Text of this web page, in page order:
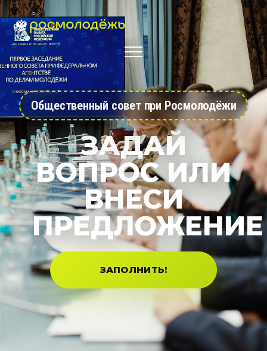
Общественный совет при Росмолодёжи
ЗАДАЙ
ВОПРОС ИЛИ
ВНЕСИ
ПРЕДЛОЖЕНИЕ
ЗАПОЛНИТЬ!